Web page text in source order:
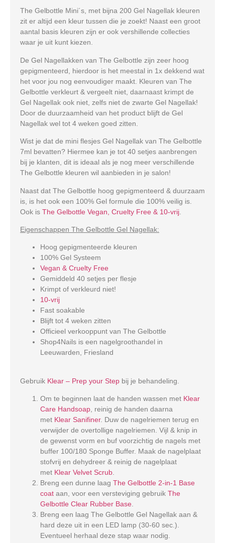
The Gelbottle Mini´s, met bijna 200 Gel Nagellak kleuren
zit er altijd een kleur tussen die je zoekt! Naast een groot
aantal basis kleuren zijn er ook vershillende collecties
waar je uit kunt kiezen.
De Gel Nagellakken van The Gelbottle zijn zeer hoog
gepigmenteerd, hierdoor is het meestal in 1x dekkend wat
het voor jou nog eenvoudiger maakt. Kleuren van The
Gelbottle verkleurt & vergeelt niet, daarnaast krimpt de
Gel Nagellak ook niet, zelfs niet de zwarte Gel Nagellak!
Door de duurzaamheid van het product blijft de Gel
Nagellak wel tot 4 weken goed zitten.
Wist je dat de mini flesjes Gel Nagellak van The Gelbottle
7ml bevatten? Hiermee kan je tot 40 setjes aanbrengen
bij je klanten, dit is ideaal als je nog meer verschillende
The Gelbottle kleuren wil aanbieden in je salon!
Naast dat The Gelbottle hoog gepigmenteerd & duurzaam
is, is het ook een 100% Gel formule die 100% veilig is.
Ook is The Gelbottle Vegan, Cruelty Free & 10-vrij
Eigenschappen The Gelbottle Gel Nagellak:
Hoog gepigmenteerde kleuren
100% Gel Systeem
Vegan & Cruelty Free
Gemiddeld 40 setjes per flesje
Krimpt of verkleurd niet!
10-vrij
Fast soakable
Blijft tot 4 weken zitten
Officieel verkooppunt van The Gelbottle
Shop4Nails is een nagelgroothandel in
Leeuwarden, Friesland
Gebruik Klear – Prep your Step bij je behandeling.
Om te beginnen laat de handen wassen met Klear
Care Handsoap , reinig de handen daarna
met Klear Sanifiner. Duw de nagelriemen terug en
verwijder de overtollige nagelriemen. Vijl & knip in
de gewenst vorm en buf voorzichtig de nagels met
buffer 100/180 Sponge Buffer. Maak de nagelplaat
stofvrij en dehydreer & reinig de nagelplaat
met Klear Velvet Scrub
Breng een dunne laag The Gelbottle 2-in-1 Base
coat aan, voor een versteviging gebruik The
Gelbottle Clear Rubber Base
Breng een laag The Gelbottle Gel Nagellak aan &
hard deze uit in een LED lamp (30-60 sec.).
Eventueel herhaal deze stap waar nodig.